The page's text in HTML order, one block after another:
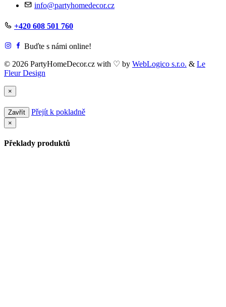
info@partyhomedecor.cz
+420 608 501 760
Buďte s námi online!
© 2026 PartyHomeDecor.cz with ♡ by WebLogico s.r.o. & Le
Fleur Design
×
Zavřít Přejít k pokladně
×
Překlady produktů